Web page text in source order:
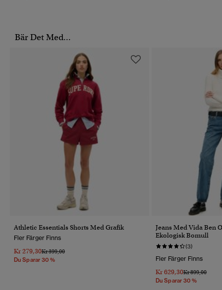
Bär Det Med...
Athletic Essentials Shorts Med Grafik
Fler Färger Finns
Kr 279,30Pris Reducerat Från
Kr 399,00Till
Du Sparar 30 %
Jeans Med Vida Ben
Ekologisk Bomull
(3)
Fler Färger Finns
Kr 629,30Pris Reducerat
Kr 899,00Till
Du Sparar 30 %